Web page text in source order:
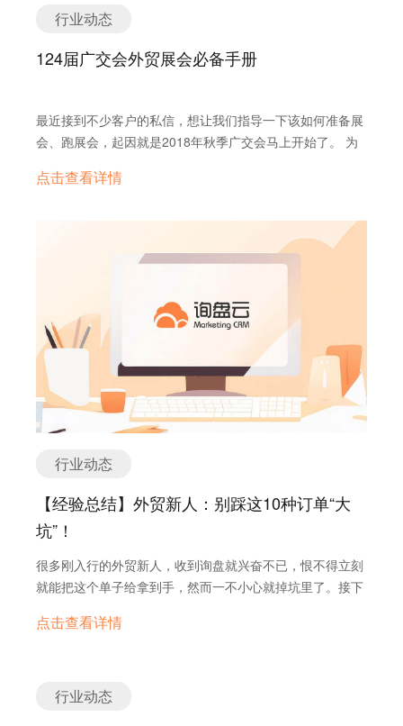
子： 要注意的是，用户角色模型不是一个人，而是融合了相
近同类用户需求的一个代表，是一大类需求相近的用户代
表，之所会做成具体某个人的形式是因为这样更生动，更容
色也知道了如何设定它，但是创建用户角色的意义何在呢？
为什么要创建用户角色？ 1.专注资源 人物角色的第一信条
常只针对特定的群体。一个团队再怎么强势，资源终究是有
产品设计的秘诀之一； 3.促成意见统一 帮助团队内部确立
适当地期望值和目标，一起去创造一个精确的共享版本。人
物角色帮助大家心往一处想，力往一处使，用理解代替无意
功能的问题。确保从开始就是正确的，因为没有什么比无需
求的产品更浪费资源和打击士气了。 5.带来更好的决策 与
传统的市场细分不同，用户角色关注的是用户的目标、行为
和观点用户目标或产品使用行为描述等。一个产品通常会设
计3～6个角色代表所有的用户群体，如果太多了说明产品功
能过于臃肿，需要简化了。 当你确定了自己的用户角色，要
心，询盘云会助你一臂之力!询盘云结合人工智能及大数据，
方案，是国内唯一一款打通外贸营销及销售管理环节的营销
工具，能够有效帮助企业广告进行精准投放从而提高获客效
Facebook、 LinkedIn、Twitter 等全球知名的互联网公司建
立合作关系，成为他们在中国地区的核心授权合作伙伴。
加张品牌的标题视频或图片，填上基本信息 2. 加上电商必
不可少的用户评论区 3. 别忘了设置行动呼吁按钮 (电商会建
议使用“shop now”） 建完品牌主页，就可以开张营业啦！
Facebook店铺更出彩哦！ 1. 速推帖子：一键推送，如此简
单 使用帖子右下角的“速推帖子”让你的帖文被更多用户看到
更快捷方便）。 2. 创建优惠：大甩卖大甩卖，走过路过看
者。 3. 直播新鲜事： 直播办一场，网红不是梦 4. 接收消
息：小二在此，卖货不难 除了可以及时回复潜在客户的询盘
以外，你可以设置店铺欢迎语、自动回复让用户在你店铺有
的产品适合使用者互相交流使用经验，与对你主页感兴趣的
用户互动，也可以用更新和优惠奖励老客户，也可以让老用
户和新用户更方便地交流。 说了这么多，总结一下三个要
点： 粉丝数不等同于价值，用心找到真爱粉才是关键 品牌
主页是你给客户的第一印象，建一个只需三步…
行业动态
124届广交会外贸展会必备手册
最近接到不少客户的私信，想让我们指导一下该如何准备展
会、跑展会，起因就是2018年秋季广交会马上开始了。 为
中摸爬滚打的经验拿出来跟各位聊一聊，我们诚意准备了这
长，希望真的能对大家有所裨益、有所启发。 首先给大家做
一个科普和公告： 广交会，全称“中国进出口商品交易会”，
是1957年春周恩来总理亲自定下的展会，每年春秋两季在广
最佳的综合性国际贸易盛会，有“中国第一展”的美誉。 这个
10月将要召开的是2018年秋季广交会，也是第124届广交
会。此次广交会的整体安排如下： 前面的话就说到这里，下
面我们正式进入正题。首先探讨第一个问题：年年参展，但
我们真的用对展会了吗？！ 广交会召开在即，相信此时不少
外贸企业都在摩拳擦掌、跃跃欲试了，甚至远途的参展商可
地要到几张客户名片、留下几个联系方式，那就再好不过
会了。这不是危言耸听。 展会，可以说是中国所有外贸企业
都非常熟悉的一种营销方式，谁家一年还不花个十几万甚至
在所有线上线下的获客手段中，展会依然是最有效的。这与
它的两大特点有关： 124届广交会外贸展会必备手册免费下
载
点击查看详情
行业动态
【经验总结】外贸新人：别踩这10种订单“大
坑”！
很多刚入行的外贸新人，收到询盘就兴奋不已，恨不得立刻
就能把这个单子给拿到手，然而一不小心就掉坑里了。接下
供免费的外贸样品订单 免费样品订单有时候国外客户也会需
的样品后说你这个产品质量不行，要你重新再寄一份，接着
点击查看详情
行业动态